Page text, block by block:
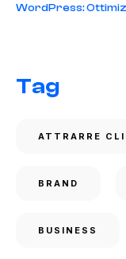
WordPress:
Tag
ATTRARRE
BRAND
BUSINESS